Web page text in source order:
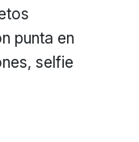
punta en
selfie